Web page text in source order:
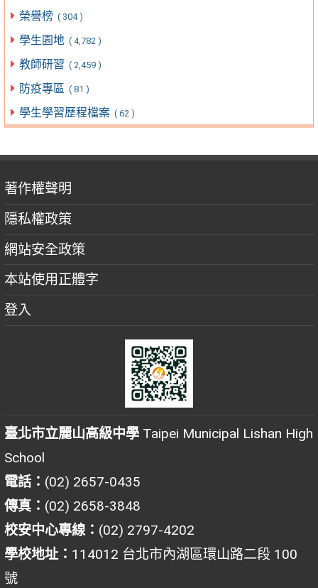
榮譽榜 ( 304 )
學生園地 ( 4,782 )
教師研習 ( 2,459 )
防疫專區 ( 81 )
學生學習歷程檔案 ( 62 )
著作權聲明
隱私權政策
網站安全政策
本站使用正體字
登入
臺北市立麗山高級中學 Taipei Municipal Lishan High
School
電話： (02) 2657-0435
傳真： (02) 2658-3848
校安中心專線： (02) 2797-4202
學校地址： 114012 台北市內湖區環山路二段 100
號